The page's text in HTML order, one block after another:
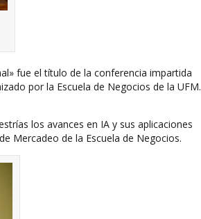
fue el título de la conferencia impartida
por la Escuela de Negocios de la UFM.
los avances en IA y sus aplicaciones
Mercadeo de la Escuela de Negocios.